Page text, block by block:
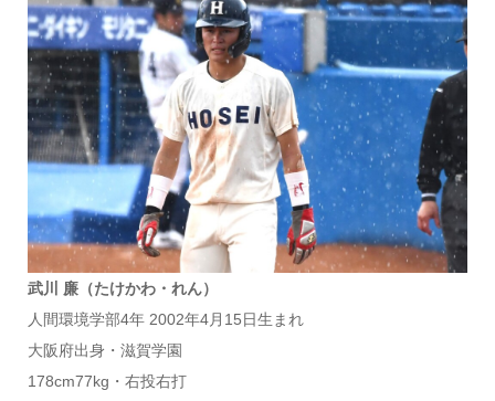
武川 廉（たけかわ・れん）
人間環境学部4年 2002年4月15日生まれ
大阪府出身・滋賀学園
178cm77kg・右投右打